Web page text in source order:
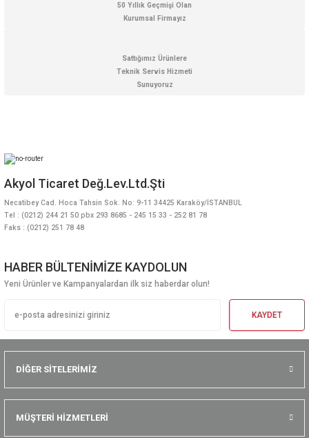
50 Yıllık Geçmişi Olan
Kurumsal Firmayız
Sattığımız Ürünlere
Teknik Servis Hizmeti
Sunuyoruz
Akyol Ticaret Değ.Lev.Ltd.Şti
Necatibey Cad. Hoca Tahsin Sok. No: 9-11 34425 Karaköy/İSTANBUL
Tel : (0212) 244 21 50 pbx 293 8685 - 245 15 33 - 252 81 78
Faks : (0212) 251 78 48
HABER BÜLTENİMİZE KAYDOLUN
Yeni Ürünler ve Kampanyalardan ilk siz haberdar olun!
KAYDET
DİĞER SİTELERİMİZ
MÜŞTERİ HİZMETLERİ